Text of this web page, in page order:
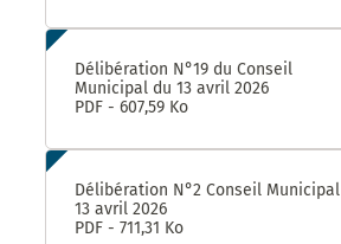
Délibération N°19 du Conseil
Municipal du 13 avril 2026
PDF - 607,59 Ko
Délibération N°2 Conseil Municipal
13 avril 2026
PDF - 711,31 Ko